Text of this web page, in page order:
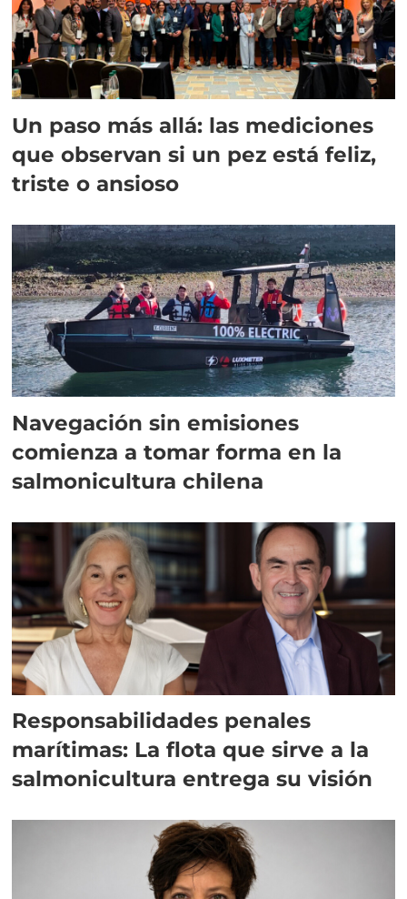
Un paso más allá: las mediciones
que observan si un pez está feliz,
triste o ansioso
Navegación sin emisiones
comienza a tomar forma en la
salmonicultura chilena
Responsabilidades penales
marítimas: La flota que sirve a la
salmonicultura entrega su visión